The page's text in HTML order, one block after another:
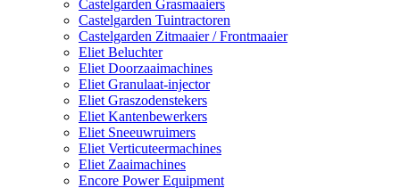
Castelgarden Grasmaaiers
Castelgarden Tuintractoren
Castelgarden Zitmaaier / Frontmaaier
Eliet Beluchter
Eliet Doorzaaimachines
Eliet Granulaat-injector
Eliet Graszodenstekers
Eliet Kantenbewerkers
Eliet Sneeuwruimers
Eliet Verticuteermachines
Eliet Zaaimachines
Encore Power Equipment